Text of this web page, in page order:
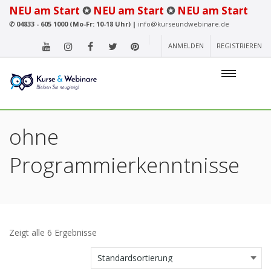
NEU am Start ✪ NEU am Start ✪ NEU am Start
✆04833 - 605 1000 (Mo-Fr: 10-18 Uhr) | info@kurseundwebinare.de
ANMELDEN REGISTRIEREN
ohne
Programmierkenntnisse
Zeigt alle 6 Ergebnisse